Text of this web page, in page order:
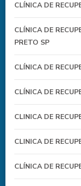
CLÍNICA DE
CLÍNICA DE
PRETO SP
CLÍNICA DE
CLÍNICA DE
CLINICA DE
CLINICA DE
CLÍNICA DE